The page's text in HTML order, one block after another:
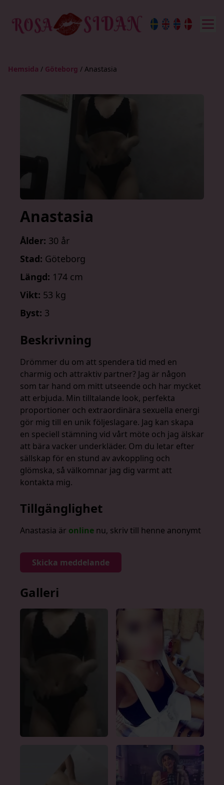
Hemsida / Göteborg / Anastasia
Anastasia
Ålder: 30 år
Stad: Göteborg
Längd: 174 cm
Vikt: 53 kg
Byst: 3
Beskrivning
Drömmer du om att spendera tid med en
charmig och attraktiv partner? Jag är någon
som tar hand om mitt utseende och har mycket
att erbjuda. Min tilltalande look, perfekta
proportioner och extraordinära sexuella energi
gör mig till en unik följeslagare. Jag kan skapa
en speciell stämning vid vårt möte och jag älskar
att bära vacker underkläder. Om du letar efter
sällskap för en stund av avkoppling och
glömska, så välkomnar jag dig varmt att
kontakta mig.
Tillgänglighet
Anastasia är online nu, skriv till henne anonymt
Skicka meddelande
Galleri